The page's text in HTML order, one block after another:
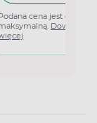
cena jest ceną
Dowiedz